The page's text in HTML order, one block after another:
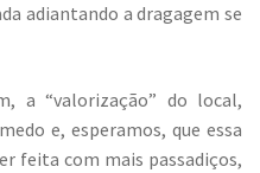
adiantando a dragagem se
a “valorização” do local,
e, esperamos, que essa
feita com mais passadiços,